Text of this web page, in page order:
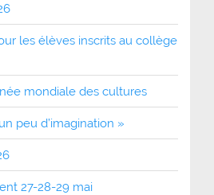
les élèves inscrits au collège
mondiale des cultures
peu d’imagination »
27-28-29 mai